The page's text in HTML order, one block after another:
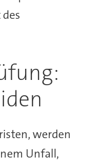
werden
Unfall,